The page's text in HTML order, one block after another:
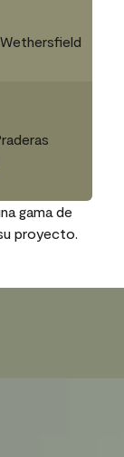
gama de
proyecto.